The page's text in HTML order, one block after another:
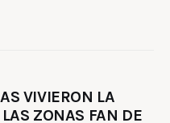
VIVIERON LA
ZONAS FAN DE